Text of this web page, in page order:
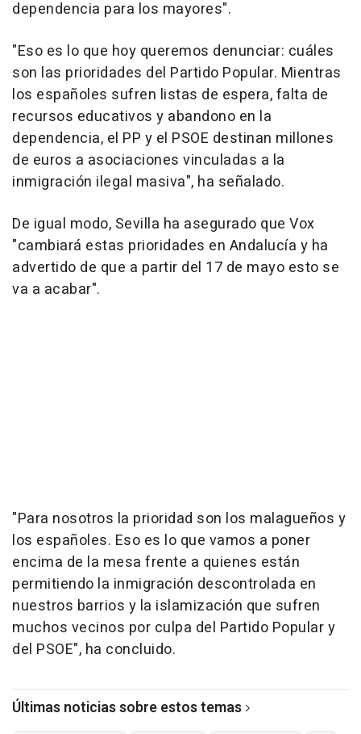
dependencia para los mayores".
"Eso es lo que hoy queremos denunciar: cuáles
son las prioridades del Partido Popular. Mientras
los españoles sufren listas de espera, falta de
recursos educativos y abandono en la
dependencia, el PP y el PSOE destinan millones
de euros a asociaciones vinculadas a la
inmigración ilegal masiva", ha señalado.
De igual modo, Sevilla ha asegurado que Vox
"cambiará estas prioridades en Andalucía y ha
advertido de que a partir del 17 de mayo esto se
va a acabar".
"Para nosotros la prioridad son los malagueños y
los españoles. Eso es lo que vamos a poner
encima de la mesa frente a quienes están
permitiendo la inmigración descontrolada en
nuestros barrios y la islamización que sufren
muchos vecinos por culpa del Partido Popular y
del PSOE", ha concluido.
Últimas noticias sobre estos temas